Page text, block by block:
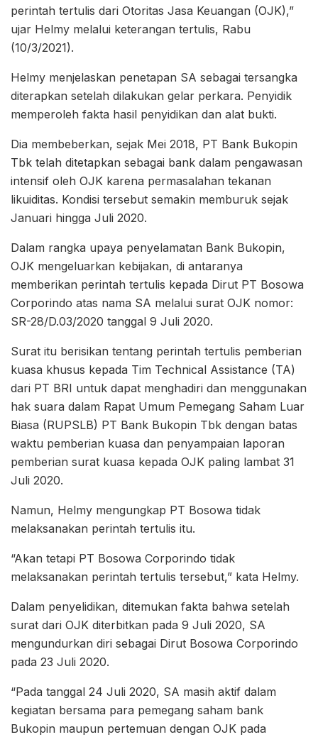
perintah tertulis dari Otoritas Jasa Keuangan (OJK),”
ujar Helmy melalui keterangan tertulis, Rabu
(10/3/2021).
Helmy menjelaskan penetapan SA sebagai tersangka
diterapkan setelah dilakukan gelar perkara. Penyidik
memperoleh fakta hasil penyidikan dan alat bukti.
Dia membeberkan, sejak Mei 2018, PT Bank Bukopin
Tbk telah ditetapkan sebagai bank dalam pengawasan
intensif oleh OJK karena permasalahan tekanan
likuiditas. Kondisi tersebut semakin memburuk sejak
Januari hingga Juli 2020.
Dalam rangka upaya penyelamatan Bank Bukopin,
OJK mengeluarkan kebijakan, di antaranya
memberikan perintah tertulis kepada Dirut PT Bosowa
Corporindo atas nama SA melalui surat OJK nomor:
SR-28/D.03/2020 tanggal 9 Juli 2020.
Surat itu berisikan tentang perintah tertulis pemberian
kuasa khusus kepada Tim Technical Assistance (TA)
dari PT BRI untuk dapat menghadiri dan menggunakan
hak suara dalam Rapat Umum Pemegang Saham Luar
Biasa (RUPSLB) PT Bank Bukopin Tbk dengan batas
waktu pemberian kuasa dan penyampaian laporan
pemberian surat kuasa kepada OJK paling lambat 31
Juli 2020.
Namun, Helmy mengungkap PT Bosowa tidak
melaksanakan perintah tertulis itu.
“Akan tetapi PT Bosowa Corporindo tidak
melaksanakan perintah tertulis tersebut,” kata Helmy.
Dalam penyelidikan, ditemukan fakta bahwa setelah
surat dari OJK diterbitkan pada 9 Juli 2020, SA
mengundurkan diri sebagai Dirut Bosowa Corporindo
pada 23 Juli 2020.
“Pada tanggal 24 Juli 2020, SA masih aktif dalam
kegiatan bersama para pemegang saham bank
Bukopin maupun pertemuan dengan OJK pada